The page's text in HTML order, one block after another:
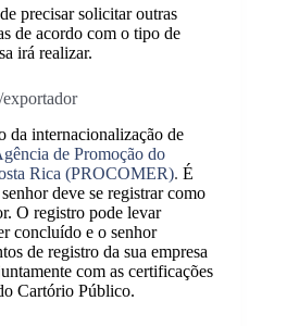
precisar solicitar outras
de acordo com o tipo de
irá realizar.
da internacionalização de
de Promoção do
Rica (PROCOMER). É
deve se registrar como
O registro pode levar
concluído e o senhor
de registro da sua empresa
com as certificações
Cartório Público.